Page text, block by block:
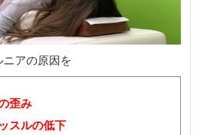
ニアの原因を
歪み
スルの低下